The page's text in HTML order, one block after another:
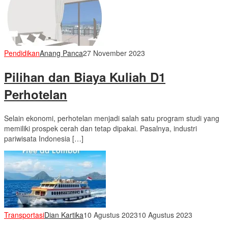
PendidikanAnang Panca27 November 2023
Pilihan dan Biaya Kuliah D1
Perhotelan
Selain ekonomi, perhotelan menjadi salah satu program studi yang
memiliki prospek cerah dan tetap dipakai. Pasalnya, industri
pariwisata Indonesia […]
TransportasiDian Kartika10 Agustus 202310 Agustus 2023